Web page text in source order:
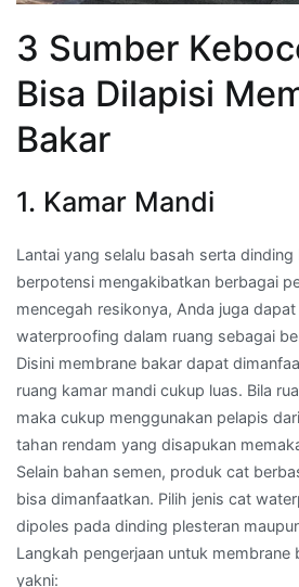
3 Sumber
Bisa Dilapisi
Bakar
1. Kamar Mandi
Lantai yang selalu basah serta
berpotensi mengakibatkan berbagai
mencegah resikonya, Anda juga
waterproofing dalam ruang sebagai
Disini membrane bakar dapat
ruang kamar mandi cukup luas. Bila
maka cukup menggunakan pelapis
tahan rendam yang disapukan
Selain bahan semen, produk cat
bisa dimanfaatkan. Pilih jenis cat
dipoles pada dinding plesteran
Langkah pengerjaan untuk membrane
yakni: